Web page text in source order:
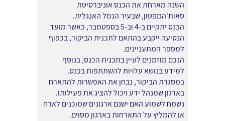
השנה מארחת את הכנס אוניברסיטת
סאות'המפטון, שבעיר הנמל האנגלית.
הכנס יתקיים ב-4 וב-5 בספטמבר, כאשר מועד
הנסיעה ייקבע בהתאם לתכנית הביקור, בכפוף
למספר המתעניינים.
הנכם מוזמנים לעייןבתכנית הכנס, בנוסף
למידע בנושאעלויותלהשתתפות בכנס.
במסגרת הביקור, נבחן את האפשרות להתארח
בארגון שמנהל ידע ויכול להציג את פעילותו.
נשמח לשמוע האם ישנם ארגונים שמוכנים לארח
או להמליץ על התארחות בארגון מסוים.